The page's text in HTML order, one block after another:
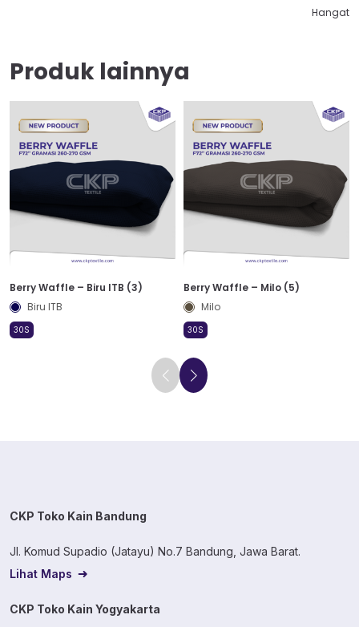
Hangat
Produk lainnya
Berry Waffle – Biru ITB (3)
Biru ITB
30S
Berry Waffle – Milo (5)
Milo
30S
CKP Toko Kain Bandung
Jl. Komud Supadio (Jatayu) No.7 Bandung, Jawa Barat.
Lihat Maps
CKP Toko Kain Yogyakarta